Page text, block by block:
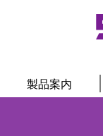
製品案内